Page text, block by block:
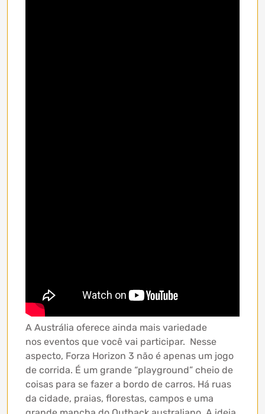
A Austrália oferece ainda mais variedade
nos eventos que você vai participar. Nesse
aspecto, Forza Horizon 3 não é apenas um jogo
de corrida. É um grande “playground” cheio de
coisas para se fazer a bordo de carros. Há ruas
da cidade, praias, florestas, campos e uma